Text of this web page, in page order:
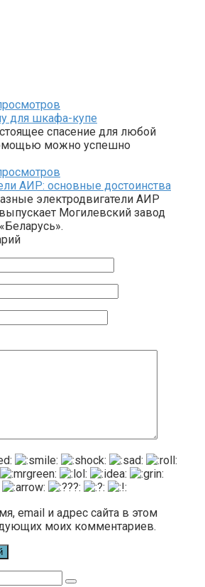
для шкафа-купе
спасение для любой
можно успешно
АИР: основные достоинства
электродвигатели АИР
Могилевский завод
email и адрес сайта в этом
моих комментариев.